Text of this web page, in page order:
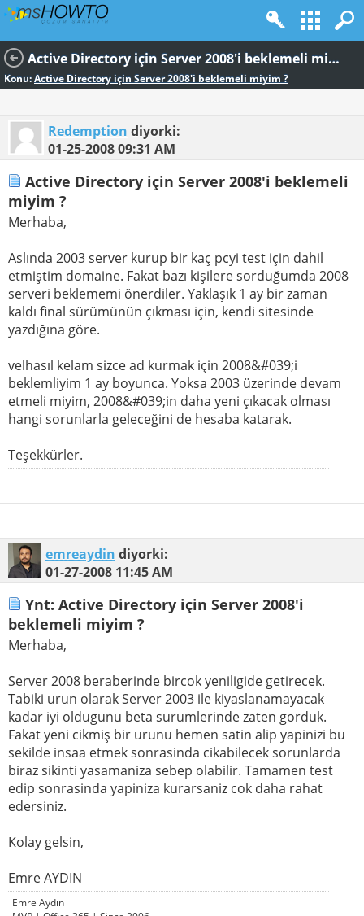
Active Directory için Server 2008'i beklemeli miyim ?
Konu:Active Directory için Server 2008'i beklemeli miyim ?
Redemption diyorki:
01-25-200809:31 AM
Active Directory için Server 2008'i beklemeli
miyim ?
Merhaba,
Aslında 2003 server kurup bir kaç pcyi test için dahil
etmiştim domaine. Fakat bazı kişilere sorduğumda 2008
serveri beklememi önerdiler. Yaklaşık 1 ay bir zaman
kaldı final sürümünün çıkması için, kendi sitesinde
yazdığına göre.
velhasıl kelam sizce ad kurmak için 2008&#039;i
beklemliyim 1 ay boyunca. Yoksa 2003 üzerinde devam
etmeli miyim, 2008&#039;in daha yeni çıkacak olması
hangi sorunlarla geleceğini de hesaba katarak.
Teşekkürler.
emreaydin diyorki:
01-27-2008 11:45 AM
Ynt: Active Directory için Server 2008'i
beklemeli miyim ?
Merhaba,
Server 2008 beraberinde bircok yeniligide getirecek.
Tabiki urun olarak Server 2003 ile kiyaslanamayacak
kadar iyi oldugunu beta surumlerinde zaten gorduk.
Fakat yeni cikmiş bir urunu hemen satin alip yapinizi bu
sekilde insaa etmek sonrasinda cikabilecek sorunlarda
biraz sikinti yasamaniza sebep olabilir. Tamamen test
edip sonrasinda yapiniza kurarsaniz cok daha rahat
edersiniz.
Kolay gelsin,
Emre AYDIN
Emre Aydın